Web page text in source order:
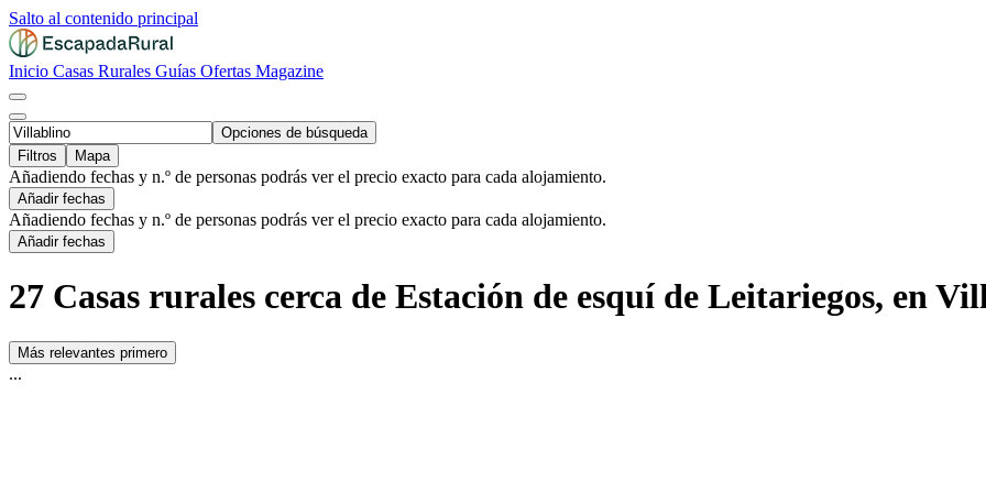
Salto al contenido principal
Inicio Casas Rurales Guías Ofertas Magazine
Opciones de búsqueda
Filtros
Mapa
Añadiendo fechas y n.º de personas podrás ver el precio exacto para cada alojamiento.
Añadir fechas
Añadiendo fechas y n.º de personas podrás ver el precio exacto para cada alojamiento.
Añadir fechas
27 Casas rurales cerca de Estación de esquí de Leitariegos, en
Más relevantes primero
...